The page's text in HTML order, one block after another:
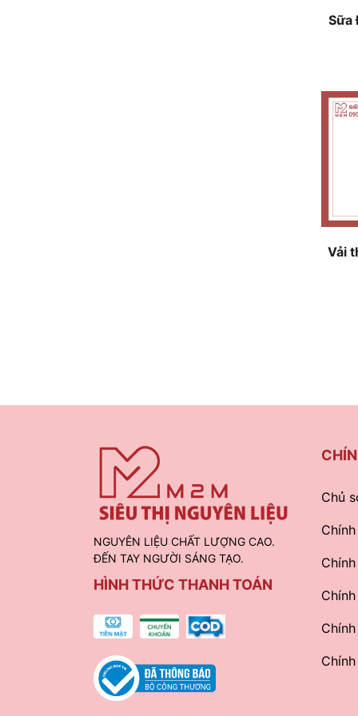
Sữa
Vải
NGUYÊN LIỆU CHẤT LƯỢNG CAO.
ĐẾN TAY NGƯỜI SÁNG TẠO.
HÌNH THỨC THANH TOÁN
Chủ